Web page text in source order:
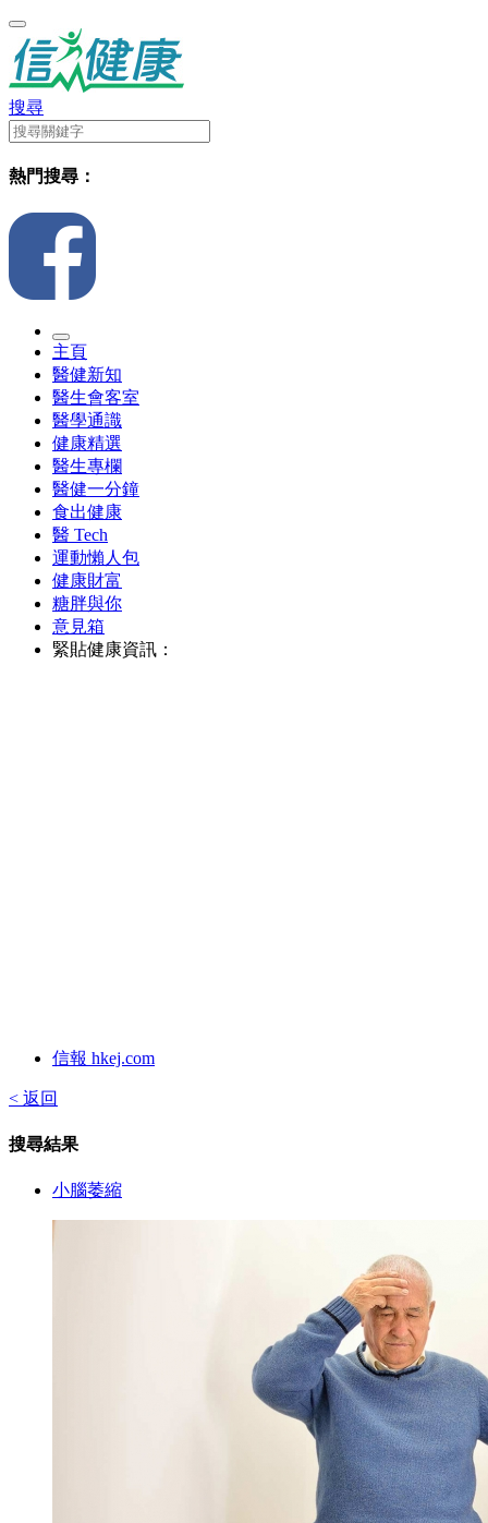
搜尋
熱門搜尋：
主頁
醫健新知
醫生會客室
醫學通識
健康精選
醫生專欄
醫健一分鐘
食出健康
醫 Tech
運動懶人包
健康財富
糖胖與你
意見箱
緊貼健康資訊：
信報 hkej.com
< 返回
搜尋結果
小腦萎縮